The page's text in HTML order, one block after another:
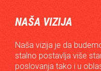
NAŠA VIZIJA
Naša vizija je da
stalno postavlja više
poslovanja tako i u